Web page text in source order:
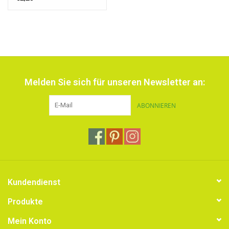
Melden Sie sich für unseren Newsletter an:
ABONNIEREN
Kundendienst
Produkte
Mein Konto